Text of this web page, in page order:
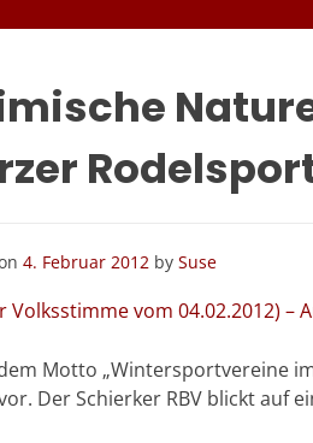
4. Februar 2012 by Suse
Volksstimme vom 04.02.2012) –
Motto „Wintersportvereine
Der Schierker RBV blickt auf